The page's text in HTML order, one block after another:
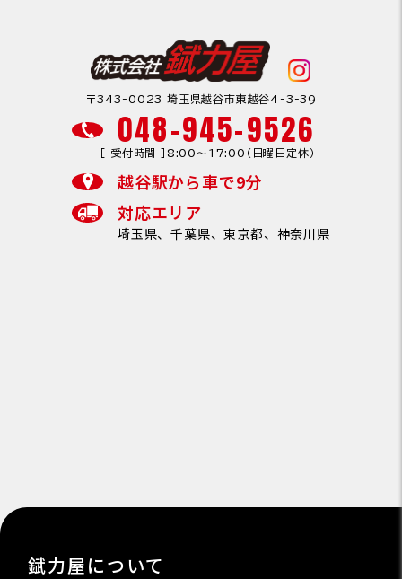
〒343-0023 埼玉県越谷市東越谷4-3-39
048-945-9526
［ 受付時間 ］8:00〜17:00（日曜日定休）
越谷駅から車で9分
対応エリア
埼玉県、千葉県、東京都、神奈川県
錻力屋について